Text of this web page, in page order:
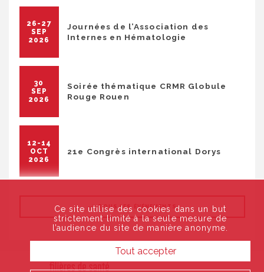
26-27
SEP
2026
Journées de l’Association des
Internes en Hématologie
30
SEP
2026
Soirée thématique CRMR Globule
Rouge Rouen
12-14
OCT
2026
21e Congrès international Dorys
TOUS LES ÉVÉNEMENTS
Ce site utilise des cookies dans un but
strictement limité à la seule mesure de
l’audience du site de manière anonyme.
Tout accepter